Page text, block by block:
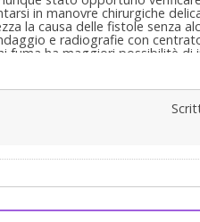
in manovre chirurgiche
la causa delle fistole senza
e radiografie con
ha maggiori possibilitè di
probabilmente perderà
di igiene professionale